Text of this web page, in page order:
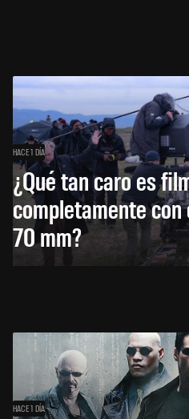
HACE 1 DÍA
¿Qué tan caro es
completamente
70 mm?
HACE 1 DÍA